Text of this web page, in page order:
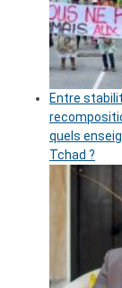
Entre
quels
Tchad ?